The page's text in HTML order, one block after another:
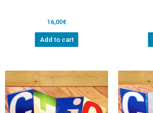
16,00€
Add to cart